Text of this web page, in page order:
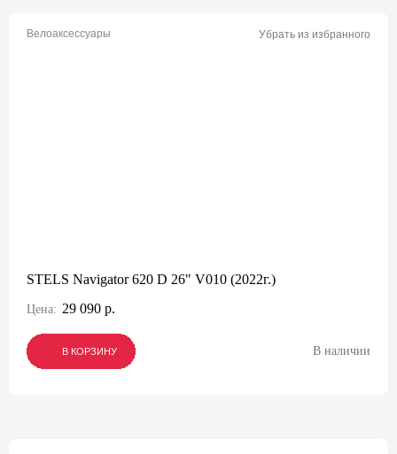
Велоаксессуары Убрать из избранного
STELS Navigator 620 D 26" V010 (2022г.)
Цена: 29 090 р.
В КОРЗИНУ
В КОРЗИНУ
В КОРЗИНУ В наличии